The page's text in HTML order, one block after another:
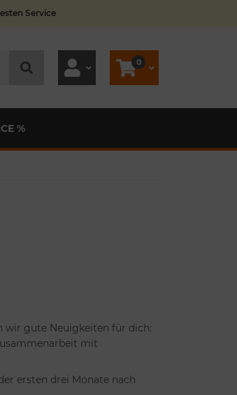
Service
0
%
wir gute Neuigkeiten für dich:
mit
ersten drei Monate nach